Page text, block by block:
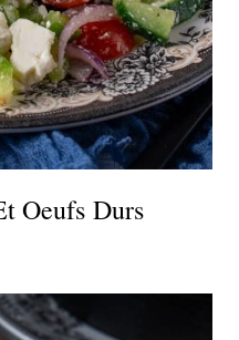
Oeufs Durs